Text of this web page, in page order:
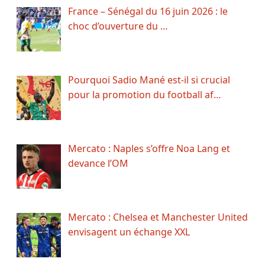
France – Sénégal du 16 juin 2026 : le
choc d’ouverture du …
Pourquoi Sadio Mané est-il si crucial
pour la promotion du football af…
Mercato : Naples s’offre Noa Lang et
devance l’OM
Mercato : Chelsea et Manchester United
envisagent un échange XXL